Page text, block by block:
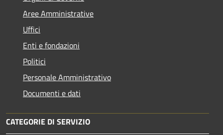
Aree Amministrative
Uffici
Enti e fondazioni
Politici
Personale Amministrativo
Documenti e dati
CATEGORIE DI SERVIZIO